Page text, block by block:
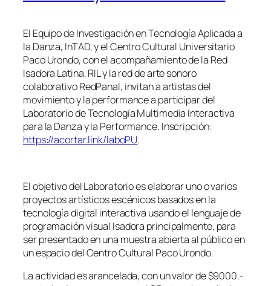
El Equipo de Investigación en Tecnología Aplicada a
la Danza, InTAD, y el Centro Cultural Universitario
Paco Urondo, con el acompañamiento de la Red
Isadora Latina, RIL y la red de arte sonoro
colaborativo RedPanal, invitan a artistas del
movimiento y la performance a participar del
Laboratorio de Tecnología Multimedia Interactiva
para la Danza y la Performance. Inscripción:
https://acortar.link/laboPU.
El objetivo del Laboratorio es elaborar uno o varios
proyectos artísticos escénicos basados en la
tecnología digital interactiva usando el lenguaje de
programación visual Isadora principalmente, para
ser presentado en una muestra abierta al público en
un espacio del Centro Cultural Paco Urondo.
La actividad es arancelada, con un valor de $9000.-